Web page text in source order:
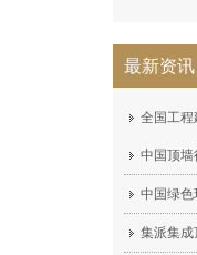
最新资讯
全国工程
中国顶墙
中国绿色